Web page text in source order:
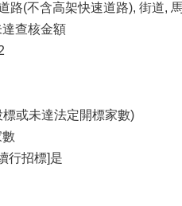
路(不含高架快速道路), 街道,
查核金額
或未達法定開標家數)
行招標]是